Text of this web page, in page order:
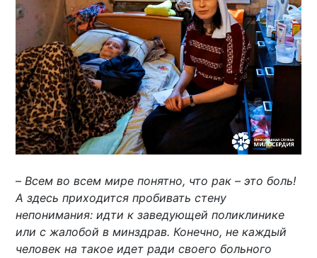
–Всем во всем мире понятно, что рак – это боль!
А здесь приходится пробивать стену
непонимания: идти к заведующей поликлинике
или с жалобой в минздрав. Конечно, не каждый
человек на такое идет ради своего больного